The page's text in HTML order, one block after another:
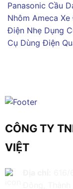
Panasonic Cầu
Nhôm Ameca Xe
Điện Nhẹ Dụng
Cụ Dùng Điện
CÔNG TY
VIỆT